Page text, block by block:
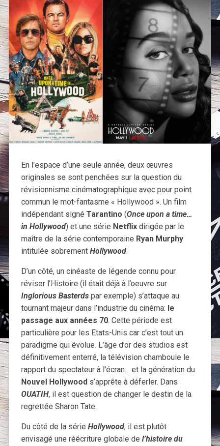
En l’espace d’une seule année, deux œuvres
originales se sont penchées sur la question du
révisionnisme cinématographique avec pour point
commun le mot-fantasme « Hollywood ». Un film
indépendant signé Tarantino (Once upon a time…
in Hollywood) et une série Netflixdirigée par le
maître de la série contemporaine Ryan Murphy
intitulée sobrement Hollywood.
D’un côté, un cinéaste de légende connu pour
réviser l’Histoire (il était déjà à l’oeuvre sur
Inglorious Basterdspar exemple) s’attaque au
tournant majeur dans l’industrie du cinéma: le
passage aux années 70. Cette période est
particulière pour les Etats-Unis car c’est tout un
paradigme qui évolue. L’âge d’or des studios est
définitivement enterré, la télévision chamboule le
rapport du spectateur à l’écran… et la génération du
Nouvel Hollywoods’apprête à déferler. Dans
OUATIH, il est question de changer le destin de la
regrettée Sharon Tate.
Du côté de la série Hollywood, il est plutôt
envisagé une réécriture globale de l’histoire du